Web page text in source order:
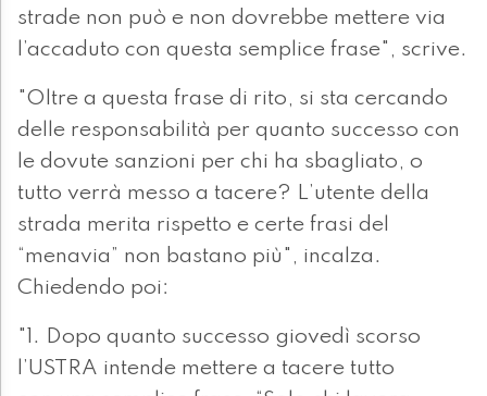
strade non può e non dovrebbe mettere via
l’accaduto con questa semplice frase", scrive.
"Oltre a questa frase di rito, si sta cercando
delle responsabilità per quanto successo con
le dovute sanzioni per chi ha sbagliato, o
tutto verrà messo a tacere? L’utente della
strada merita rispetto e certe frasi del
“menavia” non bastano più", incalza.
Chiedendo poi:
"1. Dopo quanto successo giovedì scorso
l’USTRA intende mettere a tacere tutto